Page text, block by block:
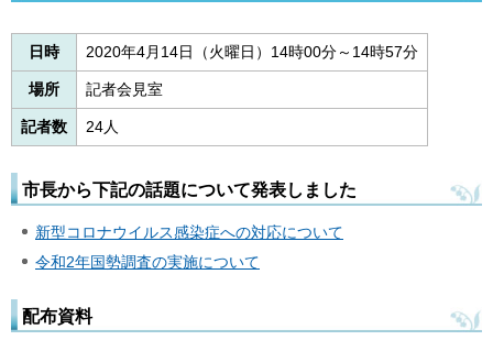
日時 2020年4月14日（火曜日）14時00分～14時57分
場所 記者会見室
記者数 24人
市長から下記の話題について発表しました
新型コロナウイルス感染症への対応について
令和2年国勢調査の実施について
配布資料